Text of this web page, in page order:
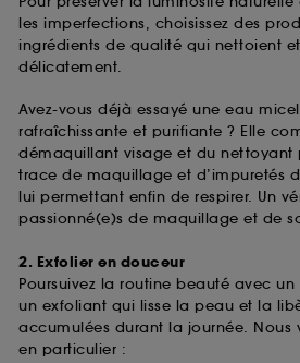
les imperfections, choisissez des
ingrédients de qualité qui nettoient
délicatement.
Avez-vous déjà essayé une eau
rafraîchissante et purifiante ? Elle
démaquillant visage et du nettoyant
trace de maquillage et d’impuretés
lui permettant enfin de respirer. Un
passionné(e)s de maquillage et de
2. Exfolier en douceur
Poursuivez la routine beauté avec
un exfoliant qui lisse la peau et la
accumulées durant la journée. Nous
en particulier :